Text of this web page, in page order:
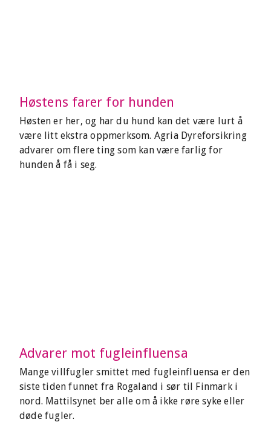
Høstens farer for hunden
Høsten er her, og har du hund kan det være lurt å
være litt ekstra oppmerksom. Agria Dyreforsikring
advarer om flere ting som kan være farlig for
hunden å få i seg.
Advarer mot fugleinfluensa
Mange villfugler smittet med fugleinfluensa er den
siste tiden funnet fra Rogaland i sør til Finmark i
nord. Mattilsynet ber alle om å ikke røre syke eller
døde fugler.